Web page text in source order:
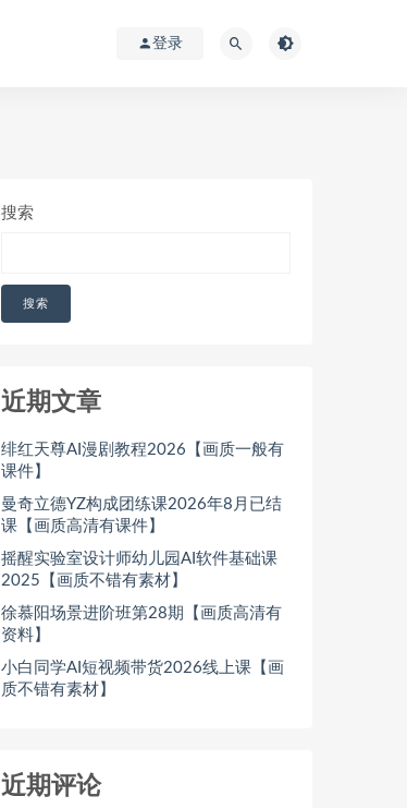
登录
搜索
搜索
近期文章
绯红天尊AI漫剧教程2026【画质一般有
课件】
曼奇立德YZ构成团练课2026年8月已结
课【画质高清有课件】
摇醒实验室设计师幼儿园AI软件基础课
2025【画质不错有素材】
徐慕阳场景进阶班第28期【画质高清有
资料】
小白同学AI短视频带货2026线上课【画
质不错有素材】
近期评论